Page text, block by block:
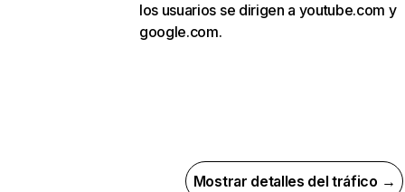
los usuarios se dirigen a youtube.com y
google.com.
Mostrar detalles del tráfico →